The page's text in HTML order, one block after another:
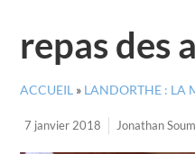
repas des
ACCUEIL » LANDORTHE : LA
7 janvier 2018 Jonathan